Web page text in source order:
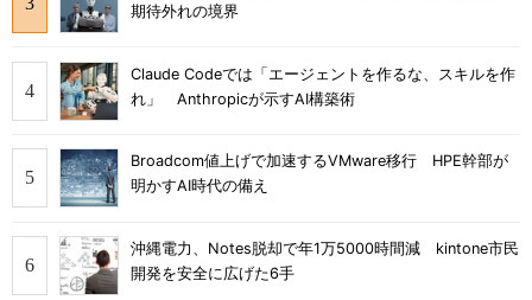
期待外れの境界
Claude Codeでは「エージェントを作るな、スキルを作
れ」 Anthropicが示すAI構築術
Broadcom値上げで加速するVMware移行 HPE幹部が
明かすAI時代の備え
沖縄電力、Notes脱却で年1万5000時間減 kintone市民
開発を安全に広げた6手